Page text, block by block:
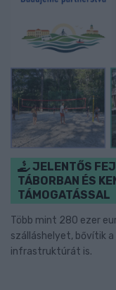
JELENTŐS
TÁBORBAN ÉS
TÁMOGATÁSSAL
Több mint 280 ezer
szálláshelyet, bővítik
infrastruktúrát is.